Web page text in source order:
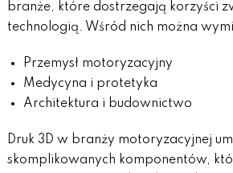
branże, które dostrzegają korzyści
technologią. Wśród nich można
Przemysł motoryzacyjny
Medycyna i protetyka
Architektura i budownictwo
Druk 3D w branży motoryzacyjnej
skomplikowanych komponentów,